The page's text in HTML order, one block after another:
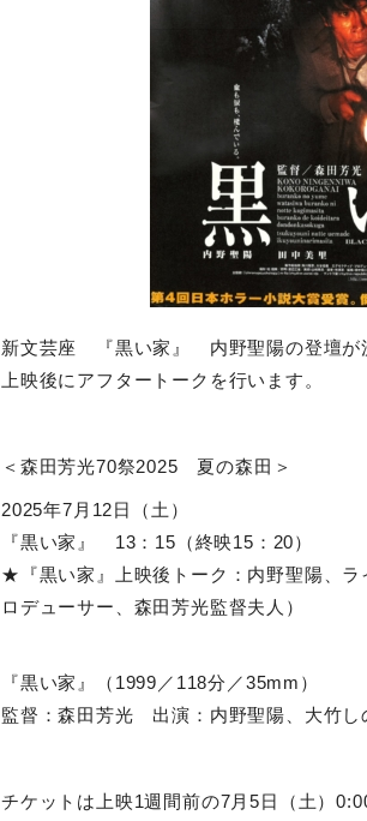
新文芸座 『黒い家』 内野聖陽の登壇が
上映後にアフタートークを行います。
＜森田芳光70祭2025 夏の森田＞
2025年7月12日（土）
『黒い家』 13：15（終映15：20）
★『黒い家』上映後トーク：内野聖陽、
ロデューサー、森田芳光監督夫人）
『黒い家』（1999／118分／35mm）
監督：森田芳光 出演：内野聖陽、大竹し
チケットは上映1週間前の7月5日（土）